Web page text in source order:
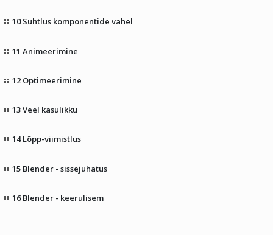
10 Suhtlus komponentide vahel
11 Animeerimine
12 Optimeerimine
13 Veel kasulikku
14 Lõpp-viimistlus
15 Blender - sissejuhatus
16 Blender - keerulisem